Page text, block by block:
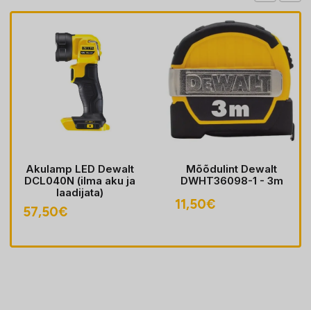
Akulamp LED Dewalt
DCL040N (ilma aku ja
laadijata)
57,50€
Mõõdulint Dewalt
DWHT36098-1 - 3m
11,50€